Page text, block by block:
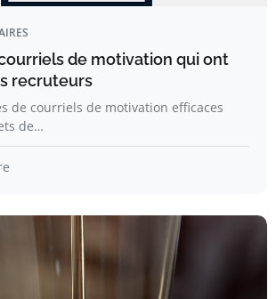
de motivation qui ont
recruteurs
de courriels de motivation efficaces
de…